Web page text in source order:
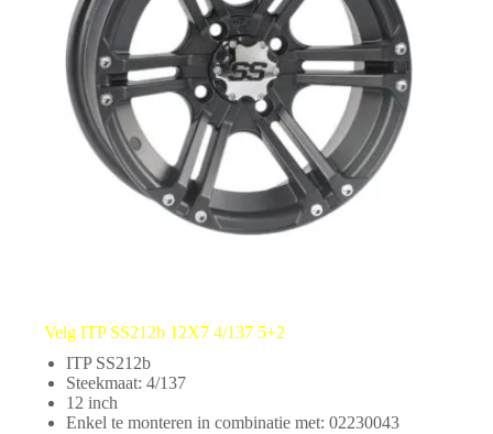
Velg ITP SS212b 12X7 4/137 5+2
ITP SS212b
Steekmaat: 4/137
12 inch
Enkel te monteren in combinatie met: 02230043